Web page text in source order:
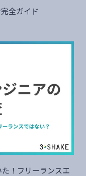
全ガイド
！フリーランスエ